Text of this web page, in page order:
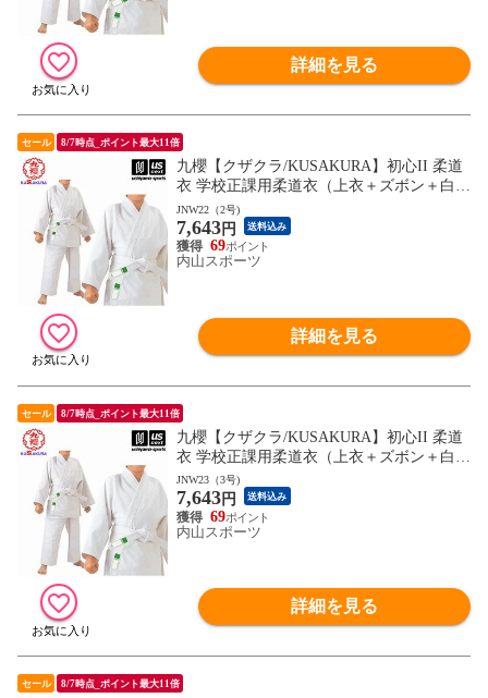
詳細を見る
セール 8/7時点_ポイント最大11倍
九櫻【クザクラ/KUSAKURA】初心II 柔道
衣 学校正課用柔道衣（上衣＋ズボン＋白
帯） 2026年継続モデル【JNW2 一重織柔道
衣 柔道着セット 標準サイズ】【翌日配達
対象】[自社]
JNW22（2号)
7,643円 送料込み
69
内山スポーツ
詳細を見る
セール 8/7時点_ポイント最大11倍
九櫻【クザクラ/KUSAKURA】初心II 柔道
衣 学校正課用柔道衣（上衣＋ズボン＋白
帯） 2026年継続モデル【JNW2 一重織柔道
衣 柔道着セット 標準サイズ】【翌日配達
対象】[自社]
JNW23（3号)
7,643円 送料込み
69
内山スポーツ
詳細を見る
セール 8/7時点_ポイント最大11倍